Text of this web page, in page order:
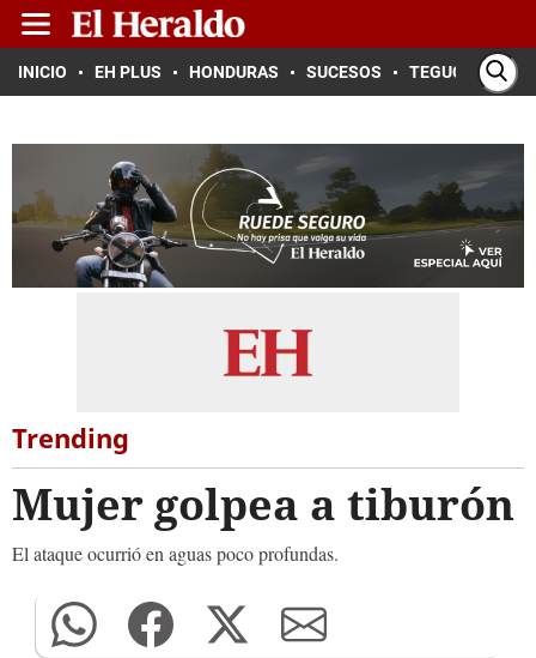
INICIO EH PLUS HONDURAS SUCESOS TEGUCIGALPA
Trending
Mujer golpea a tiburón
El ataque ocurrió en aguas poco profundas.